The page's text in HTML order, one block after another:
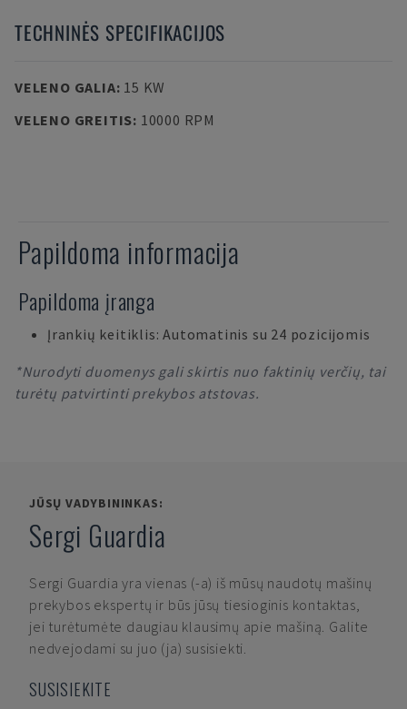
TECHNINĖS SPECIFIKACIJOS
VELENO GALIA: 15 KW
VELENO GREITIS: 10000 RPM
Papildoma informacija
Papildoma įranga
Įrankių keitiklis: Automatinis su 24 pozicijomis
*Nurodyti duomenys gali skirtis nuo faktinių verčių, tai
turėtų patvirtinti prekybos atstovas.
JŪSŲ VADYBININKAS:
Sergi Guardia
Sergi Guardia yra vienas (-a) iš mūsų naudotų mašinų
prekybos ekspertų ir būs jūsų tiesioginis kontaktas,
jei turėtumėte daugiau klausimų apie mašiną. Galite
nedvejodami su juo (ja) susisiekti.
SUSISIEKITE